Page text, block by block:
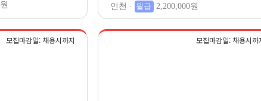
인천 · 월급 2,200,000원
모집마감일: 채용시까지 모집마감일: 채용시까